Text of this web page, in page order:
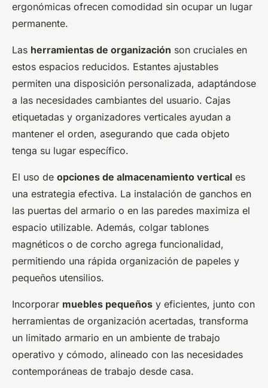
ergonómicas ofrecen comodidad sin ocupar un lugar
permanente.
Las herramientas de organización son cruciales en
estos espacios reducidos. Estantes ajustables
permiten una disposición personalizada, adaptándose
a las necesidades cambiantes del usuario. Cajas
etiquetadas y organizadores verticales ayudan a
mantener el orden, asegurando que cada objeto
tenga su lugar específico.
El uso de opciones de almacenamiento vertical es
una estrategia efectiva. La instalación de ganchos en
las puertas del armario o en las paredes maximiza el
espacio utilizable. Además, colgar tablones
magnéticos o de corcho agrega funcionalidad,
permitiendo una rápida organización de papeles y
pequeños utensilios.
Incorporar muebles pequeños y eficientes, junto con
herramientas de organización acertadas, transforma
un limitado armario en un ambiente de trabajo
operativo y cómodo, alineado con las necesidades
contemporáneas de trabajo desde casa.